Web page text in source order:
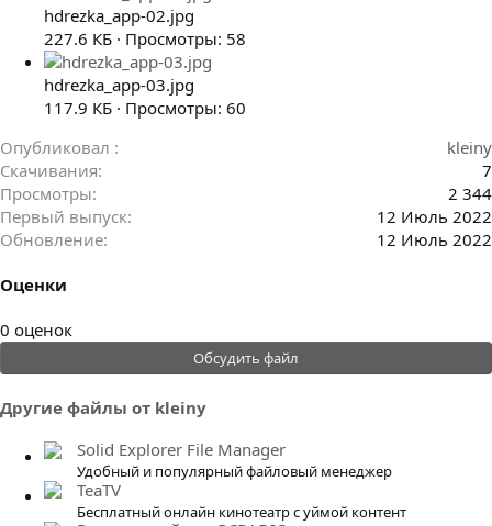
hdrezka_app-02.jpg
227.6 КБ · Просмотры: 58
hdrezka_app-03.jpg
117.9 КБ · Просмотры: 60
Опубликовал
kleiny
Скачивания
7
Просмотры
2 344
Первый выпуск
12 Июль 2022
Обновление
12 Июль 2022
Оценки
0
.
0
0
з
0 оценок
Обсудить файл
Другие файлы от kleiny
Solid Explorer File Manager
Удобный и популярный файловый менеджер
TeaTV
Бесплатный онлайн кинотеатр с уймой контент